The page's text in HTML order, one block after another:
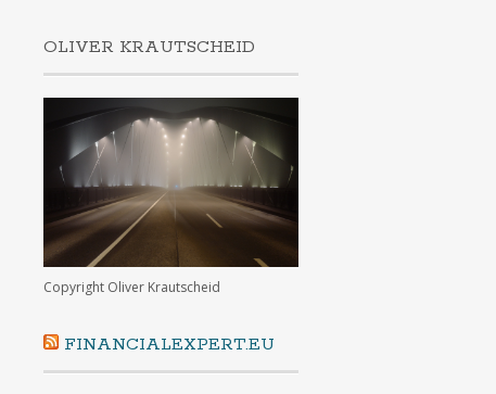
OLIVER KRAUTSCHEID
Copyright Oliver Krautscheid
FINANCIALEXPERT.EU